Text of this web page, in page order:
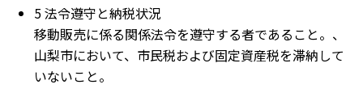
5 法令遵守と納税状況
移動販売に係る関係法令を遵守する者であること。、
山梨市において、市民税および固定資産税を滞納して
いないこと。